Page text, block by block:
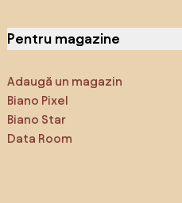
Pentru magazine
Adaugă un magazin
Biano Pixel
Biano Star
Data Room